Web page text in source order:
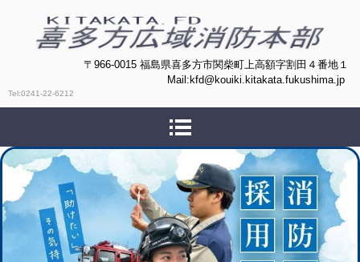
喜多方広域消防本部
〒966-0015 福島県喜多方市関柴町上高額字割田４番地１
Mail:kfd@kouiki.kitakata.fukushima.jp
Tel:0241-22-6212